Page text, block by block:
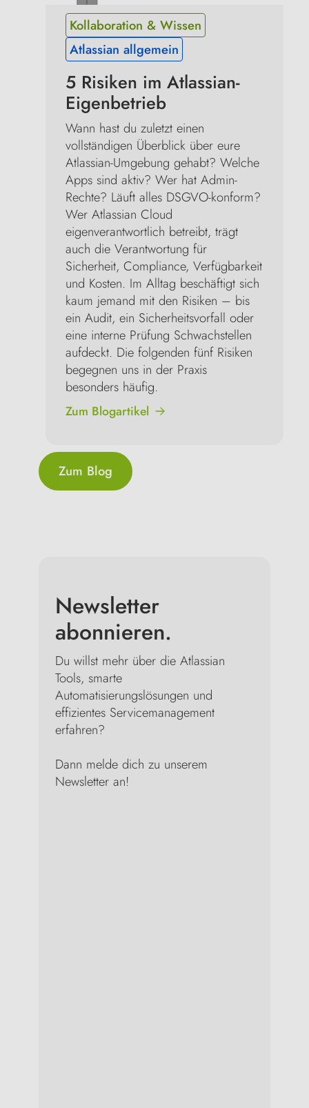
Kollaboration & Wissen
Atlassian allgemein
5 Risiken im Atlassian-
Eigenbetrieb
Wann hast du zuletzt einen
vollständigen Überblick über eure
Atlassian-Umgebung gehabt? Welche
Apps sind aktiv? Wer hat Admin-
Rechte? Läuft alles DSGVO-konform?
Wer Atlassian Cloud
eigenverantwortlich betreibt, trägt
auch die Verantwortung für
Sicherheit, Compliance, Verfügbarkeit
und Kosten. Im Alltag beschäftigt sich
kaum jemand mit den Risiken – bis
ein Audit, ein Sicherheitsvorfall oder
eine interne Prüfung Schwachstellen
aufdeckt. Die folgenden fünf Risiken
begegnen uns in der Praxis
besonders häufig.
Zum Blogartikel
Zum Blog
Newsletter
abonnieren.
Du willst mehr über die Atlassian
Tools, smarte
Automatisierungslösungen und
effizientes Servicemanagement
erfahren?
Dann melde dich zu unserem
Newsletter an!